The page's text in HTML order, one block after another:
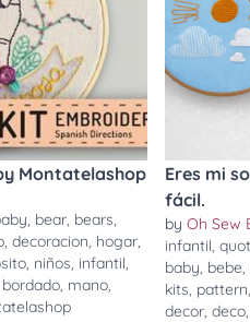
Montatelashop
, bear, bears,
, decoracion, hogar,
, niños, infantil,
bordado, mano,
Eres mi
fácil.
by Oh Sew
infantil,
baby, bebe,
kits, pattern,
decor, deco,